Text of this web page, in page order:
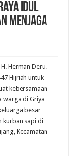
Idul
Menjaga
Herman Deru,
Hijriah untuk
kebersamaan
warga di Griya
besar
kurban sapi di
Kecamatan